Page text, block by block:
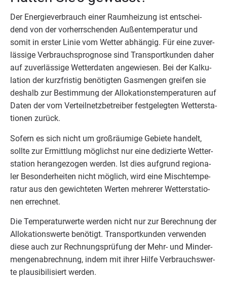
Der Ener­gie­ver­brauch einer Raum­hei­zung ist ent­schei­
dend von der vor­herr­schen­den Außen­tem­pe­ra­tur und
somit in ers­ter Linie vom Wet­ter abhän­gig. Für eine zuver­
läs­si­ge Ver­brauchs­pro­gno­se sind Trans­port­kun­den daher
auf zuver­läs­si­ge Wet­ter­da­ten ange­wie­sen. Bei der Kal­ku­
la­ti­on der kurz­fris­tig benö­tig­ten Gas­men­gen grei­fen sie
des­halb zur Bestim­mung der Allo­ka­ti­ons­tem­pe­ra­tu­ren auf
Daten der vom Ver­teil­netz­be­trei­ber fest­ge­leg­ten Wet­ter­sta­
tio­nen zurück.
Sofern es sich nicht um groß­räu­mi­ge Gebie­te han­delt,
soll­te zur Ermitt­lung mög­lichst nur eine dedi­zier­te Wet­ter­
sta­ti­on her­an­ge­zo­gen wer­den. Ist dies auf­grund regio­na­
ler Beson­der­hei­ten nicht mög­lich, wird eine Misch­tem­pe­
ra­tur aus den gewich­te­ten Wer­ten meh­re­rer Wet­ter­sta­tio­
nen errechnet.
Die Tem­pe­ra­tur­wer­te wer­den nicht nur zur Berech­nung der
Allo­ka­ti­ons­wer­te benö­tigt. Trans­port­kun­den ver­wen­den
die­se auch zur Rech­nungs­prü­fung der Mehr- und Min­der­
men­gen­ab­rech­nung, indem mit ihrer Hil­fe Ver­brauchs­wer­
te plau­si­bi­li­siert werden.